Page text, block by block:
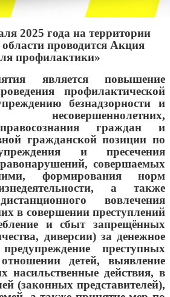
2025 года на территории
проводится Акция
профилактики»
является повышение
профилактической
безнадзорности и
несовершеннолетних,
граждан и
гражданской позиции по
и пресечения
совершаемых
формирования норм
а также
вовлечения
в совершении преступлений
и сбыт запрещённых
диверсии) за денежное
преступных
детей, выявление
насильственные действия, в
(законных представителей),